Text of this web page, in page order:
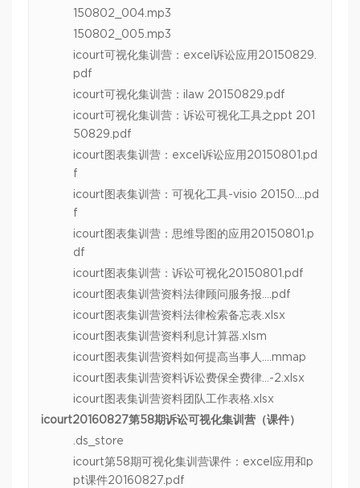
150802_004.mp3
150802_005.mp3
icourt可视化集训营：excel诉讼应用20150829.
pdf
icourt可视化集训营：ilaw 20150829.pdf
icourt可视化集训营：诉讼可视化工具之ppt 201
50829.pdf
icourt图表集训营：excel诉讼应用20150801.pd
f
icourt图表集训营：可视化工具-visio 20150….pd
f
icourt图表集训营：思维导图的应用20150801.p
df
icourt图表集训营：诉讼可视化20150801.pdf
icourt图表集训营资料法律顾问服务报….pdf
icourt图表集训营资料法律检索备忘表.xlsx
icourt图表集训营资料利息计算器.xlsm
icourt图表集训营资料如何提高当事人….mmap
icourt图表集训营资料诉讼费保全费律…-2.xlsx
icourt图表集训营资料团队工作表格.xlsx
icourt20160827第58期诉讼可视化集训营（课件）
.ds_store
icourt第58期可视化集训营课件：excel应用和p
pt课件20160827.pdf